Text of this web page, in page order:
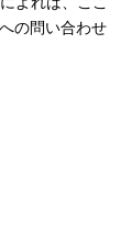
の問い合わせ